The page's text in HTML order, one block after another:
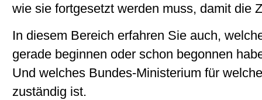
wie sie fortgesetzt werden muss, damit die
In diesem Bereich erfahren Sie auch,
gerade beginnen oder schon begonnen
Und welches Bundes-Ministerium für
zuständig ist.